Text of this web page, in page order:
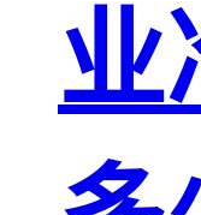
业